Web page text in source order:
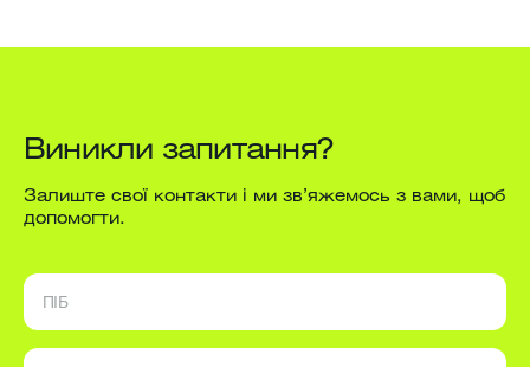
Виникли запитання?
Залиште свої контакти і ми зв’яжемось з вами, щоб
допомогти.